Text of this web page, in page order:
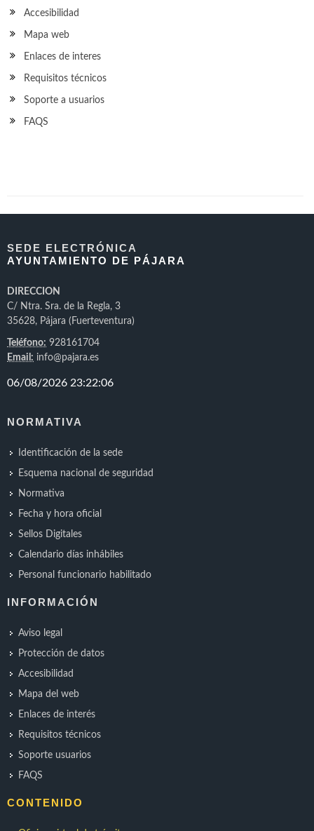
Accesibilidad
Mapa web
Enlaces de interes
Requisitos técnicos
Soporte a usuarios
FAQS
SEDE ELECTRÓNICA
AYUNTAMIENTO DE PÁJARA
DIRECCION
C/ Ntra. Sra. de la Regla, 3
35628, Pájara (Fuerteventura)
Teléfono: 928161704
Email: info@pajara.es
NORMATIVA
Identificación de la sede
Esquema nacional de seguridad
Normativa
Fecha y hora oficial
Sellos Digitales
Calendario días inhábiles
Personal funcionario habilitado
INFORMACIÓN
Aviso legal
Protección de datos
Accesibilidad
Mapa del web
Enlaces de interés
Requisitos técnicos
Soporte usuarios
FAQS
CONTENIDO